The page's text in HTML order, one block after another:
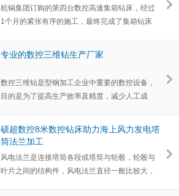
杭锅集团订购的第四台数控高速集箱钻床，经过
1个月的紧张有序的施工，最终完成了集箱钻床
专业的数控三维钻生产厂家
数控三维钻是型钢加工企业中重要的数控设备，
目的是为了提高生产效率及精度，减少人工成
硕超数控8米数控钻床助力海上风力发电塔
筒法兰加工
风电法兰是连接塔筒各段或塔筒与轮毂，轮毂与
叶片之间的结构件，风电法兰直径一般比较大，